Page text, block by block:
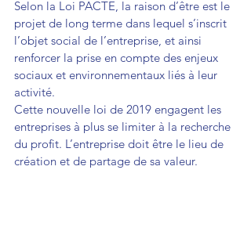
Selon la Loi PACTE, la raison d’être est le
projet de long terme dans lequel s’inscrit
l’objet social de l’entreprise, et ainsi
renforcer la prise en compte des enjeux
sociaux et environnementaux liés à leur
activité.
Cette nouvelle loi de 2019 engagent les
entreprises à plus se limiter à la recherche
du profit. L’entreprise doit être le lieu de
création et de partage de sa valeur.